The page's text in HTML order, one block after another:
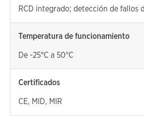
RCD integrado; detección de fallos
Temperatura de funcionamiento
De -25°C a 50°C
Certificados
CE, MID, MIR